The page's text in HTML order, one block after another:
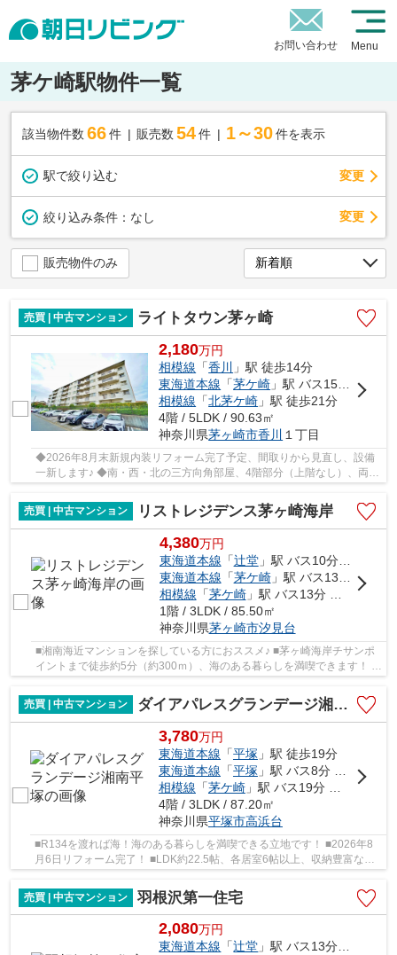
お問い合わせ Menu
茅ケ崎駅物件一覧
該当物件数 66件 販売数 54 件 1～30 件を表示
駅で絞り込む 変更
絞り込み条件： なし 変更
販売物件のみ
売買 | 中古マンション ライトタウン茅ヶ崎
2,180万円
相模線 「香川
」駅 徒歩14分
東海道本線 「茅ケ崎 」駅 バス15分 「鶴が台団地」 停歩6分
相模線 「北茅ケ崎 」駅 徒歩21分
4階 / 5LDK / 90.63㎡
神奈川県茅ヶ崎市香川 １丁目
◆2026年8月末新規内装リフォーム完了予定、間取りから見直し、設備
一新します♪ ◆南・西・北の三方向角部屋、4階部分（上階なし）、両面
売買 | 中古マンション
リストレジデンス茅ヶ崎海岸
4,380万円
東海道本線 「辻堂」駅 バス10分 「茅ヶ崎学園入口」 停歩4分
東海道本線 「茅ケ崎」駅 バス13分 「東浜須賀」 停歩7分
相模線 「茅ケ崎」駅 バス13分 「東浜須賀」 停歩7分
1階 / 3LDK / 85.50㎡
神奈川県茅ヶ崎市汐見台
■湘南海近マンションを探している方におススメ♪ ■茅ヶ崎海岸チサンポ
イントまで徒歩約5分（約300ｍ）、海のある暮らしを満喫できます！ ■
サーフィンしてから出勤...そんな夢が叶います...
売買 | 中古マンション
ダイアパレスグランデージ湘南平塚
3,780万円
東海道本線 「平塚 」駅 徒歩19分
東海道本線 「平塚 」駅 バス8分 「高浜台」 停歩2分
相模線 「茅ケ崎」駅 バス19分 「平塚駅北口」 停歩20分車17分 5.3km
4階 / 3LDK / 87.20㎡
神奈川県平塚市高浜台
■R134を渡れば海！海のある暮らしを満喫できる立地です！ ■2026年8
月6日リフォーム完了！ ■LDK約22.5帖、各居室6帖以上、収納豊富な
3LDK！ ■大切なペットと一緒に暮らせます（規約有、...
売買 | 中古マンション
羽根沢第一住宅
2,080万円
東海道本線 「辻堂 」駅 バス13分 「滝の沢小学校前」 停歩3分